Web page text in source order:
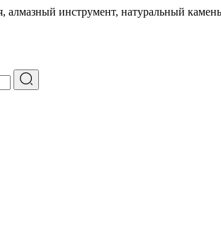
алмазный инструмент, натуральный камень